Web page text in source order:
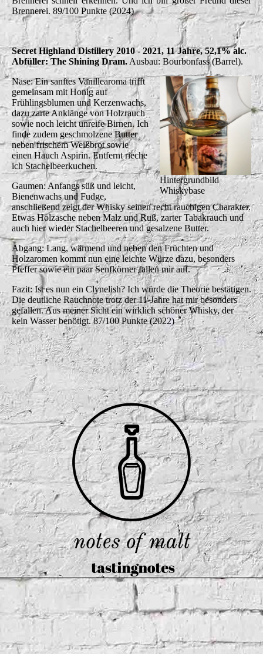
Brennerei. 89/100 Punkte (2024)
Secret Highland Distillery 2010 - 2021, 11 Jahre, 52,1% alc.
Abfüller: The Shining Dram. Ausbau: Bourbonfass (Barrel).
Hintergrundbild
Whiskybase
Nase: Ein sanftes Vanillearoma trifft
gemeinsam mit Honig auf
Frühlingsblumen und Kerzenwachs,
dazu zarte Anklänge von Holzrauch
sowie noch leicht unreife Birnen. Ich
finde zudem geschmolzene Butter
neben frischem Weißbrot sowie
einen Hauch Aspirin. Entfernt rieche
ich Stachelbeerkuchen.
Gaumen: Anfangs süß und leicht,
Bienenwachs und Fudge,
anschließend zeigt der Whisky seinen recht rauchigen Charakter.
Etwas Holzasche neben Malz und Ruß, zarter Tabakrauch und
auch hier wieder Stachelbeeren und gesalzene Butter.
Abgang: Lang, wärmend und neben den Früchten und
Holzaromen kommt nun eine leichte Würze dazu, besonders
Pfeffer sowie ein paar Senfkörner fallen mir auf.
Fazit: Ist es nun ein Clynelish? Ich würde die Theorie bestätigen.
Die deutliche Rauchnote trotz der 11-Jahre hat mir besonders
gefallen. Aus meiner Sicht ein wirklich schöner Whisky, der
kein Wasser benötigt. 87/100 Punkte (2022)